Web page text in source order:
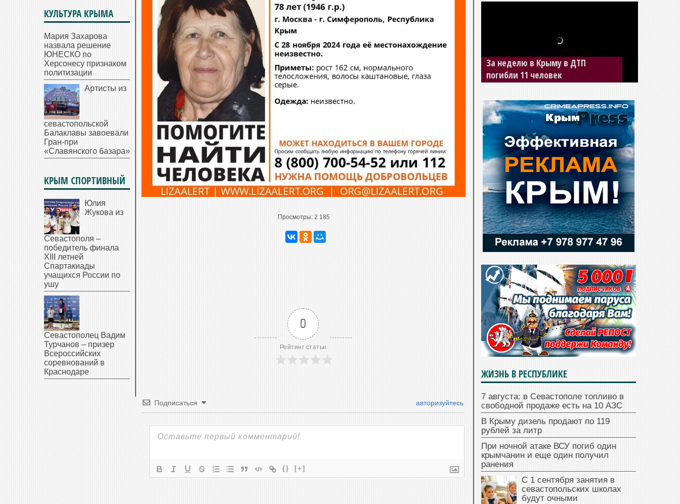
Просмотры: 2 185
0
Рейтинг статьи
Подписаться авторизуйтесь
{} [+]
КУЛЬТУРА КРЫМА
Мария Захарова
назвала решение
ЮНЕСКО по
Херсонесу признаком
политизации
Артисты из
севастопольской
Балаклавы завоевали
Гран-при
«Славянского базара»
КРЫМ СПОРТИВНЫЙ
Юлия
Жукова из
Севастополя –
победитель финала
XIII летней
Спартакиады
учащихся России по
ушу
Севастополец Вадим
Турчанов – призер
Всероссийских
соревнований в
Краснодаре
За неделю в Крыму в ДТП
погибли 11 человек
ЖИЗНЬ В РЕСПУБЛИКЕ
7 августа: в Севастополе топливо в
свободной продаже есть на 10 АЗС
В Крыму дизель продают по 119
рублей за литр
При ночной атаке ВСУ погиб один
крымчанин и еще один получил
ранения
С 1 сентября занятия в
севастопольских школах
будут очными